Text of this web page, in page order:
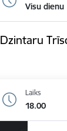
Visu dienu
Laiks
18.00